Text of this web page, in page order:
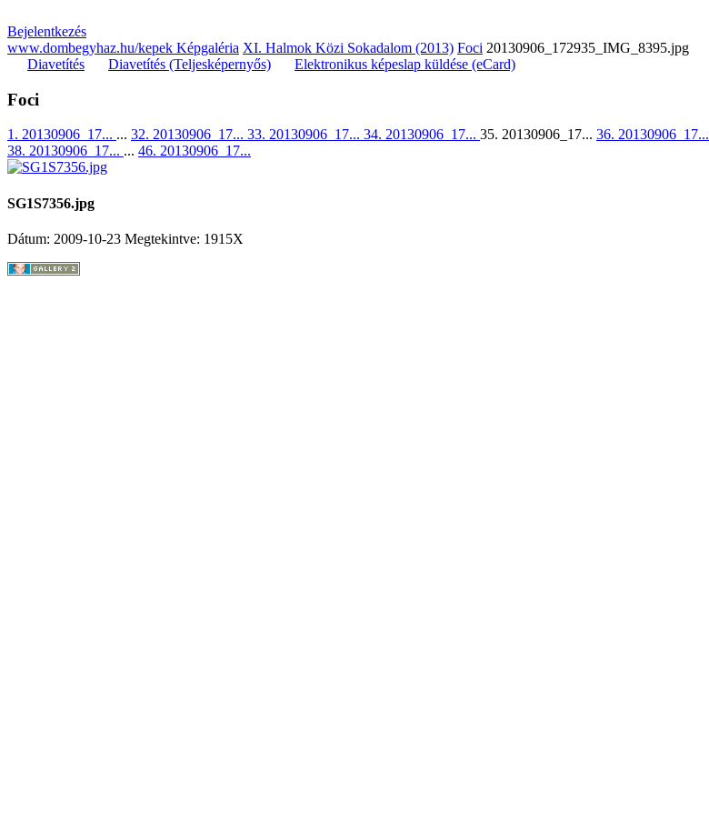
Bejelentkezés
www.dombegyhaz.hu/kepek Képgaléria XI. Halmok Közi Sokadalom (2013) Foci 20130906_172935_IMG_8395.jpg
Diavetítés
Diavetítés (Teljesképernyős) Elektronikus képeslap küldése (eCard)
Foci
1. 20130906_17... ... 32. 20130906_17... 33. 20130906_17... 34. 20130906_17... 35. 20130906_17... 36. 20130906_17...
38. 20130906_17... ... 46. 20130906_17...
SG1S7356.jpg
Dátum: 2009-10-23 Megtekintve: 1915X